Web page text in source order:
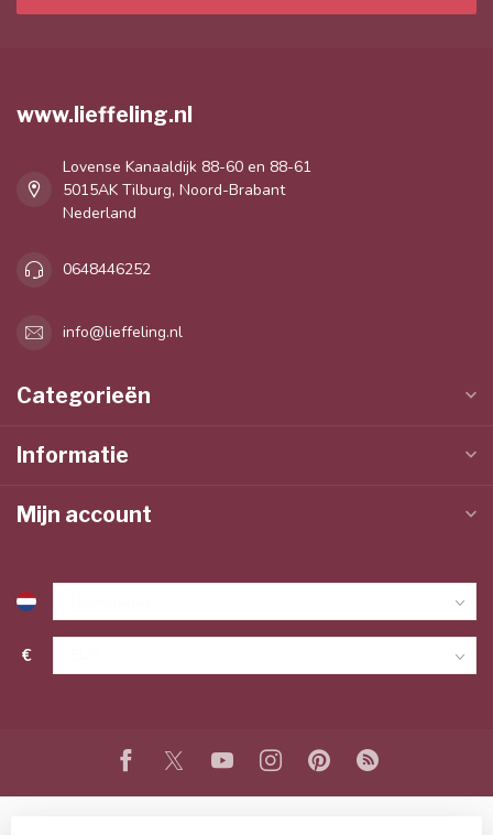
www.lieffeling.nl
Lovense Kanaaldijk 88-60 en 88-61
5015AK Tilburg, Noord-Brabant
Nederland
0648446252
info@lieffeling.nl
Categorieën
Informatie
Mijn account
€